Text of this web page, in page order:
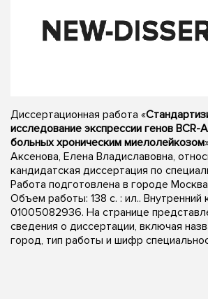
Диссертационная работа «
исследование экспрессии генов BCR-
больных хроническим миелолейкозом
Аксенова, Елена Владиславовна,
кандидатская диссертация по
Работа подготовлена в городе Москва
Объем работы: 138 с. : ил.. Внутренний
01005082936. На странице
сведения о диссертации, включая
город, тип работы и шифр